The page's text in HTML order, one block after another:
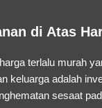
di Atas
terlalu murah
keluarga adalah
sesaat